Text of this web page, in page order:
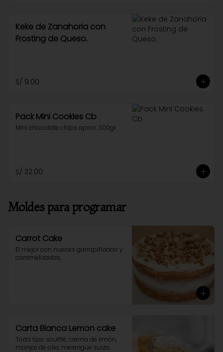
Keke de Zanahoria con
Frosting de Queso.
S/ 9.00
Pack Mini Cookies Cb
Mini chocolate chips aprox. 300gr.
S/ 32.00
Moldes para programar
Carrot Cake
El mejor con nueces garrapiñadas y
caramelizadas,
Carta Blanca Lemon cake
Torta tipo soufflé, crema de limón,
manjar de olla, merengue suizo.